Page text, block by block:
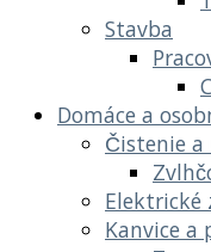
Stavba
Domáce a
Čistenie
Elektrické
Kanvice a